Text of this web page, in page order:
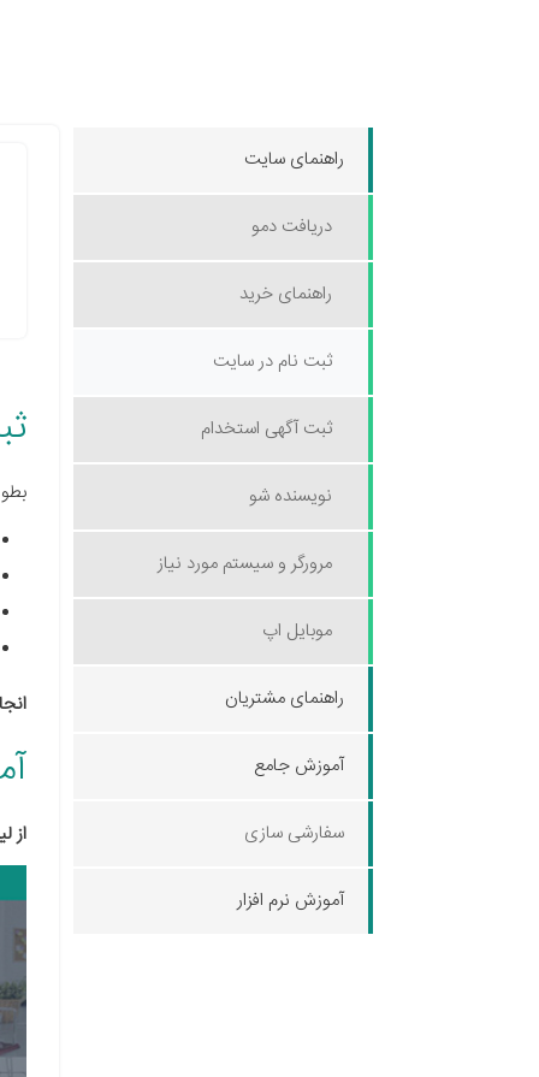
راهنمای سایت
دریافت دمو
راهنمای خرید
ثبت نام در سایت
ثبت آگهی استخدام
نویسنده شو
مرورگر و سیستم مورد نیاز
موبایل اپ
راهنمای مشتریان
آموزش جامع
سفارشی سازی
آموزش نرم افزار
از